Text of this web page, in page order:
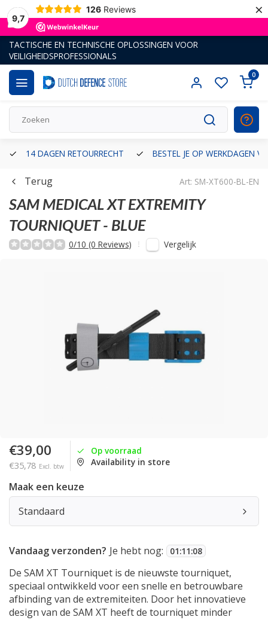
9,7
126 Reviews ×
TACTISCHE EN TECHNISCHE OPLOSSINGEN VOOR
VEILIGHEIDSPROFESSIONALS
0
14 DAGEN RETOURRECHT BESTEL JE OP WERKDAGEN
Terug Art: SM-XT600-BL-EN
SAM MEDICALXT EXTREMITY
TOURNIQUET - BLUE
0/10 (0 Reviews) Vergelijk
€39,00
€35,78 Excl. btw
Op voorraad
Availability in store
Maak een keuze
Standaard
Vandaag verzonden? Je hebt nog: 01:11:07
De SAM XT Tourniquet is de nieuwste tourniquet,
speciaal ontwikkeld voor een snelle en betrouwbare
afbinding van de extremiteiten. Door het innovatieve
design van de SAM XT heeft de tourniquet minder